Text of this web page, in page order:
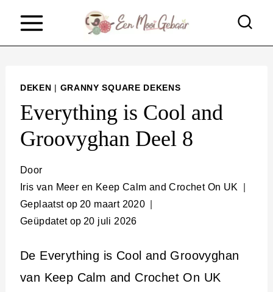
DEKEN | GRANNY SQUARE DEKENS
Everything is Cool and
Groovyghan Deel 8
Door
Iris van Meer en Keep Calm and Crochet On UK
Geplaatst op 20 maart 2020
Geüpdatet op 20 juli 2026
De Everything is Cool and Groovyghan
van Keep Calm and Crochet On UK